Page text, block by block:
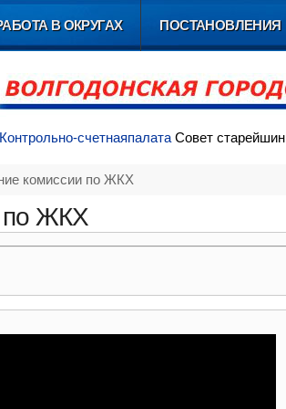
В ОКРУГАХ ПОСТАНОВЛЕНИЯ
Контрольно-счетнаяпалата Совет старейшин
комиссии по ЖКХ
по ЖКХ